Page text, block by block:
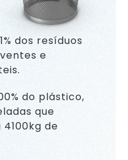
dos resíduos
e
do plástico,
que
de